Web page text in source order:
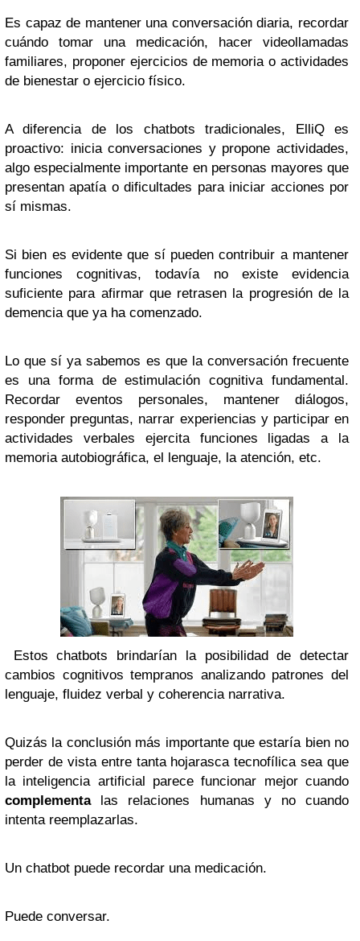
Es capaz de mantener una conversación diaria, recordar
cuándo tomar una medicación, hacer videollamadas
familiares, proponer ejercicios de memoria o actividades
de bienestar o ejercicio físico.
A diferencia de los chatbots tradicionales, ElliQ es
proactivo: inicia conversaciones y propone actividades,
algo especialmente importante en personas mayores que
presentan apatía o dificultades para iniciar acciones por
sí mismas.
Si bien es evidente que sí pueden contribuir a mantener
funciones cognitivas, todavía no existe evidencia
suficiente para afirmar que retrasen la progresión de la
demencia que ya ha comenzado.
Lo que sí ya sabemos es que la conversación frecuente
es una forma de estimulación cognitiva fundamental.
Recordar eventos personales, mantener diálogos,
responder preguntas, narrar experiencias y participar en
actividades verbales ejercita funciones ligadas a la
memoria autobiográfica, el lenguaje, la atención, etc.
Estos chatbots brindarían la posibilidad de detectar
cambios cognitivos tempranos analizando patrones del
lenguaje, fluidez verbal y coherencia narrativa.
Quizás la conclusión más importante que estaría bien no
perder de vista entre tanta hojarasca tecnofílica sea que
la inteligencia artificial parece funcionar mejor cuando
complementalas relaciones humanas y no cuando
intenta reemplazarlas.
Un chatbot puede recordar una medicación.
Puede conversar.